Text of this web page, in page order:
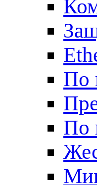
По
По